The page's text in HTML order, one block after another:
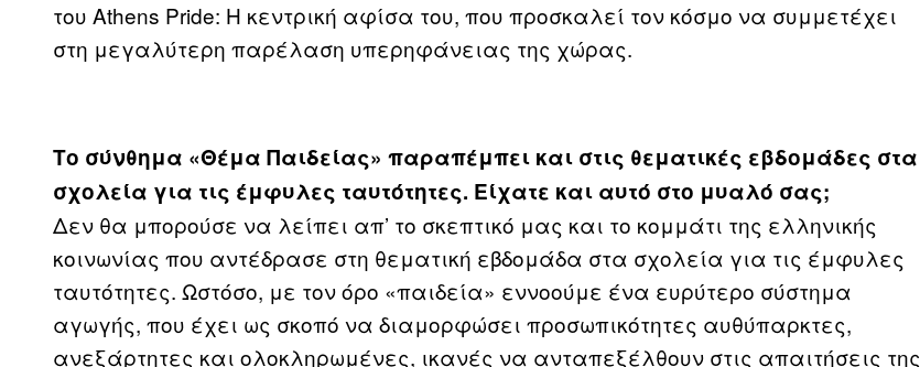
του Athens Pride: Η κεντρική αφίσα του, που προσκαλεί τον κόσμο να συμμετέχει
στη μεγαλύτερη παρέλαση υπερηφάνειας της χώρας.
Το σύνθημα «Θέμα Παιδείας» παραπέμπει και στις θεματικές εβδομάδες στα
σχολεία για τις έμφυλες ταυτότητες. Είχατε και αυτό στο μυαλό σας;
Δεν θα μπορούσε να λείπει απ’ το σκεπτικό μας και το κομμάτι της ελληνικής
κοινωνίας που αντέδρασε στη θεματική εβδομάδα στα σχολεία για τις έμφυλες
ταυτότητες. Ωστόσο, με τον όρο «παιδεία» εννοούμε ένα ευρύτερο σύστημα
αγωγής, που έχει ως σκοπό να διαμορφώσει προσωπικότητες αυθύπαρκτες,
ανεξάρτητες και ολοκληρωμένες, ικανές να ανταπεξέλθουν στις απαιτήσεις της